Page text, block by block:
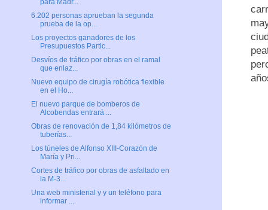
para Madr...
6.202 personas aprueban la segunda
prueba de la op...
Los proyectos ganadores de los
Presupuestos Partic...
Desvíos de tráfico por obras en el ramal
que enlaz...
Nuevo equipo de cirugía robótica flexible
en el Ho...
El nuevo parque de bomberos de
Alcobendas entrará ...
Obras de renovación de 1,84 kilómetros de
tuberías...
Los túneles de Alfonso XIII-Corazón de
María y Pri...
Cortes de tráfico por obras de asfaltado en
la M-3...
Una web ministerial y y un teléfono para
informar ...